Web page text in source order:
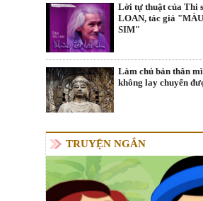
Lời tự thuật của Thi
LOAN, tác giả
SIM"
Làm chủ bản thân
không lay chuyển
TRUYỆN NGẮN